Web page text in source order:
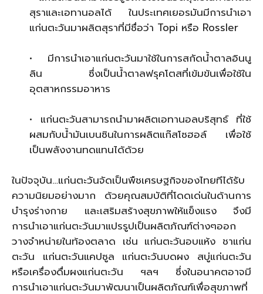
สุราและเอทานอลได้ ในประเทศเยอรมันมีการนำเอา
แก่นตะวันมาผลิตสุราที่มีชื่อว่า Topi หรือ Rossler
• มีการนำเอาแก่นตะวันมาใช้ในการสกัดน้ำตาลอินนู
ลิน ซึ่งเป็นน้ำตาลฟรุคโตสที่เข้มข้นเพื่อใช้ใน
อุตสาหกรรมอาหาร
• แก่นตะวันสามารถนำมาผลิตเอทานอลบริสุทธ์ ที่ใช้
ผสมกับน้ำมันเบนซินในการผลิตแก๊สโซฮอล์ เพื่อใช้
เป็นพลังงานทดแทนได้ด้วย
ในปัจจุบัน…แก่นตะวันจัดเป็นพืชเศรษฐกิจของไทยทีได้รับ
ความนิยมอย่างมาก ด้วยคุณสมบัติที่โดดเด่นในด้านการ
บำรุงร่างกาย และเสริมสร้างสุขภาพให้แข็งแรง จึงมี
การนำเอาแก่นตะวันมาแปรรูปเป็นผลิตภัณฑ์ต่างๆออก
วางจำหน่ายในท้องตลาด เช่น แก่นตะวันอบแห้ง ชาแก่น
ตะวัน แก่นตะวันแคปซูล แก่นตะวันบดผง สบู่แก่นตะวัน
หรือเครื่องดื่มผงแก่นตะวัน ฯลฯ ซึ่งในอนาคตอาจมี
การนำเอาแก่นตะวันมาพัฒนาเป็นผลิตภัณฑ์เพื่อสุขภาพที่